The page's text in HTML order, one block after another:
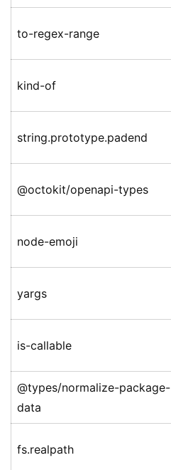
to-regex-range
kind-of
string.prototype.padend
@octokit/openapi-types
node-emoji
yargs
is-callable
@types/normalize-package-
data
fs.realpath